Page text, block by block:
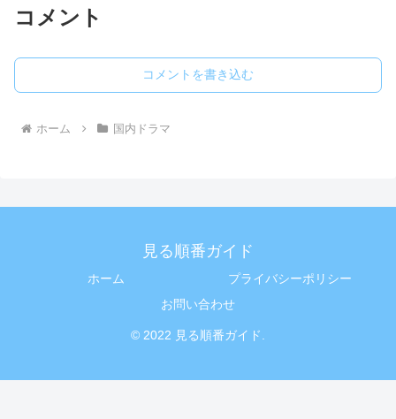
コメント
コメントを書き込む
ホーム 国内ドラマ
見る順番ガイド
ホーム
プライバシーポリシー
お問い合わせ
© 2022 見る順番ガイド.